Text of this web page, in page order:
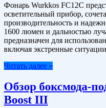
Фонарь Wurkkos FC12C
осветительный прибор,
производительность и
1600 люмен и дальностью
предназначен для
включая экстренные
Читать далее »
Обзор боксмода-
Boost III